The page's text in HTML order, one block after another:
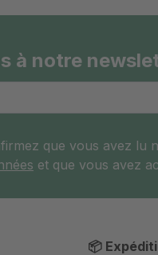
à notre
que vous avez lu
et que vous avez
📦